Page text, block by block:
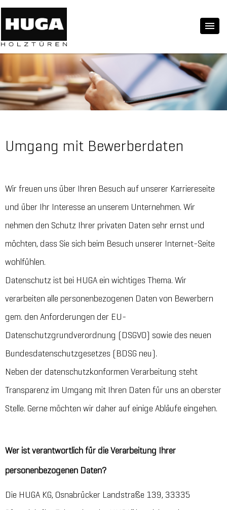
Umgang mit Bewerberdaten
Wir freuen uns über Ihren Besuch auf unserer Karriereseite
und über Ihr Interesse an unserem Unternehmen. Wir
nehmen den Schutz Ihrer privaten Daten sehr ernst und
möchten, dass Sie sich beim Besuch unserer Internet-Seite
wohlfühlen.
Datenschutz ist bei HUGA ein wichtiges Thema. Wir
verarbeiten alle personenbezogenen Daten von Bewerbern
gem. den Anforderungen der EU-
Datenschutzgrundverordnung (DSGVO) sowie des neuen
Bundesdatenschutzgesetzes (BDSG neu).
Neben der datenschutzkonformen Verarbeitung steht
Transparenz im Umgang mit Ihren Daten für uns an oberster
Stelle. Gerne möchten wir daher auf einige Abläufe eingehen.
Wer ist verantwortlich für die Verarbeitung Ihrer
personenbezogenen Daten?
Die HUGA KG, Osnabrücker Landstraße 139, 33335